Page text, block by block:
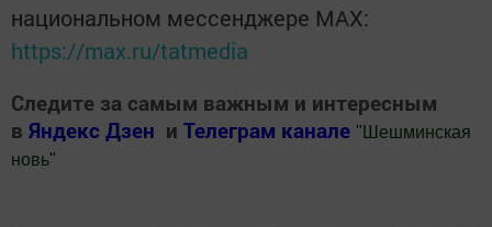
национальном мессенджере MАХ:
https://max.ru/tatmedia
Следите за самым важным и интересным
в Яндекс Дзен и Телеграм канале " Шешминская
новь"